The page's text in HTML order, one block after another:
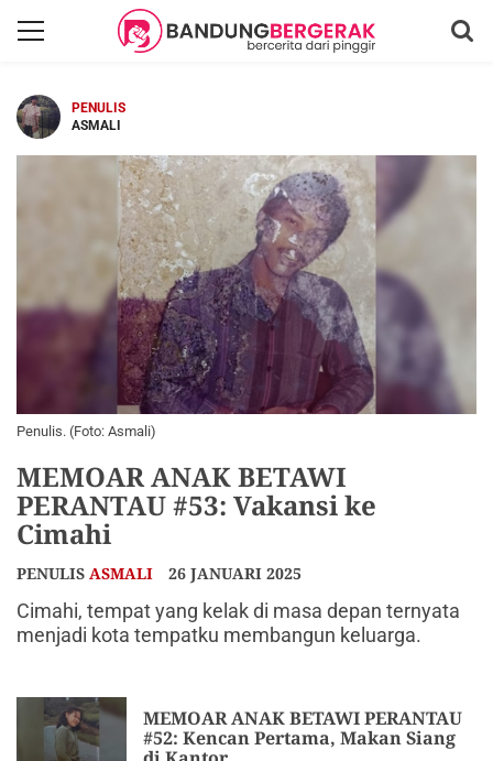
PENULIS
ASMALI
Penulis. (Foto: Asmali)
MEMOAR ANAK BETAWI
PERANTAU #53: Vakansi ke
Cimahi
PENULIS ASMALI 26 JANUARI 2025
Cimahi, tempat yang kelak di masa depan ternyata
menjadi kota tempatku membangun keluarga.
MEMOAR ANAK BETAWI PERANTAU
#52: Kencan Pertama, Makan Siang